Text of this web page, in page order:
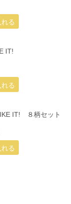
IT!
IT! ８柄セット